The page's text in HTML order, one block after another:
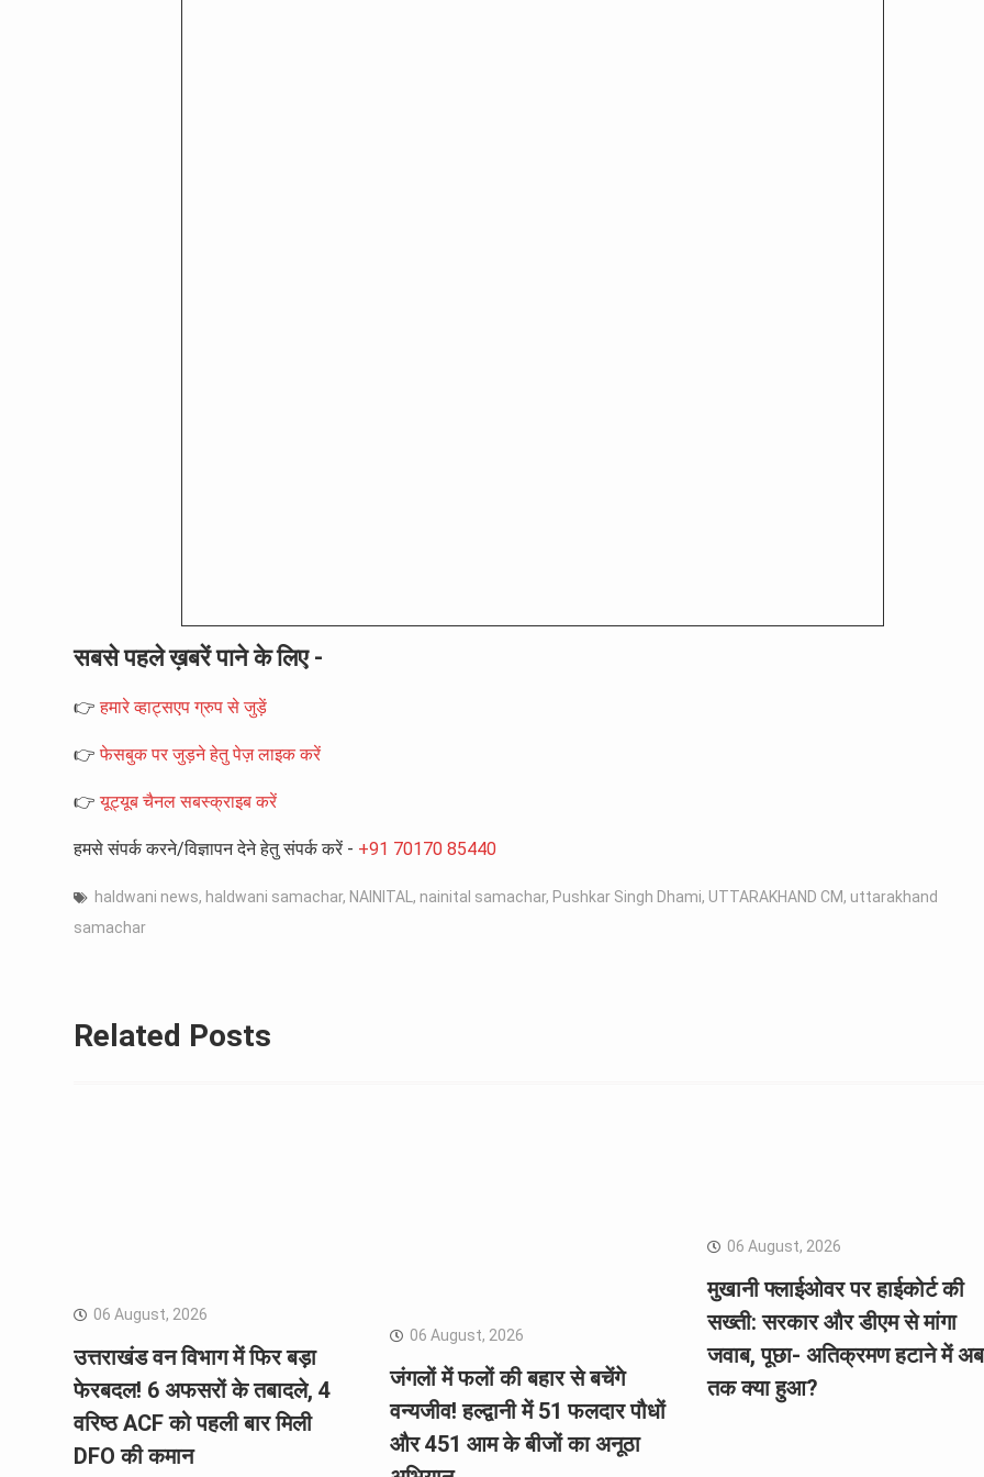
सबसे पहले ख़बरें पाने के लिए -
👉हमारे व्हाट्सएप ग्रुप से जुड़ें
👉फेसबुक पर जुड़ने हेतु पेज़ लाइक करें
👉यूट्यूब चैनल सबस्क्राइब करें
हमसे संपर्क करने/विज्ञापन देने हेतु संपर्क करें - +91 70170 85440
haldwani news, haldwani samachar, NAINITAL , nainital samachar, Pushkar Singh Dhami, UTTARAKHAND CM, uttarakhand
samachar
Related Posts
06 August, 2026
उत्तराखंड वन विभाग में फिर बड़ा
फेरबदल! 6 अफसरों के तबादले, 4
वरिष्ठ ACF को पहली बार मिली
DFO की कमान
06 August, 2026
जंगलों में फलों की बहार से बचेंगे
वन्यजीव! हल्द्वानी में 51 फलदार पौधों
और 451 आम के बीजों का अनूठा
06 August, 2026
मुखानी फ्लाईओवर पर हाईकोर्ट की
सख्ती: सरकार और डीएम से मांगा
जवाब, पूछा- अतिक्रमण हटाने में अब
तक क्या हुआ?